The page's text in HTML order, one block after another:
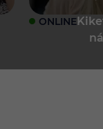
ONLINE